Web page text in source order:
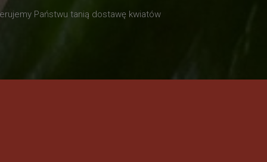
Państwu tanią dostawę kwiatów